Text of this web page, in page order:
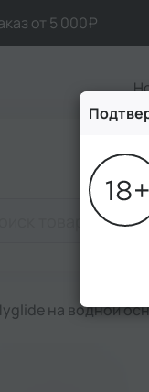
от 5 000₽
Блог
на водной